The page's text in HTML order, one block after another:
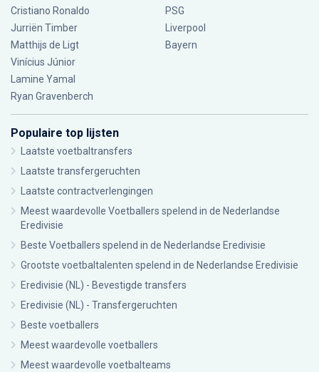
Cristiano Ronaldo
Jurriën Timber
Matthijs de Ligt
Vinícius Júnior
Lamine Yamal
Ryan Gravenberch
PSG
Liverpool
Bayern
Populaire top lijsten
Laatste voetbaltransfers
Laatste transfergeruchten
Laatste contractverlengingen
Meest waardevolle Voetballers spelend in de Nederlandse
Eredivisie
Beste Voetballers spelend in de Nederlandse Eredivisie
Grootste voetbaltalenten spelend in de Nederlandse Eredivisie
Eredivisie (NL) - Bevestigde transfers
Eredivisie (NL) - Transfergeruchten
Beste voetballers
Meest waardevolle voetballers
Meest waardevolle voetbalteams